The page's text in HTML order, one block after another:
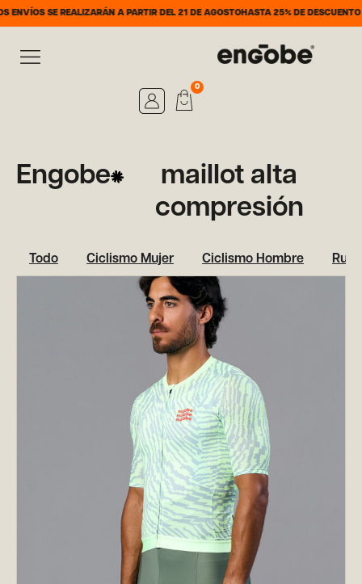
SE REALIZARÁN A PARTIR DEL 21 DE AGOSTOHASTA 25% DE DESCUENTO
0
Engobe
maillot alta
compresión
Todo Ciclismo Mujer Ciclismo Hombre